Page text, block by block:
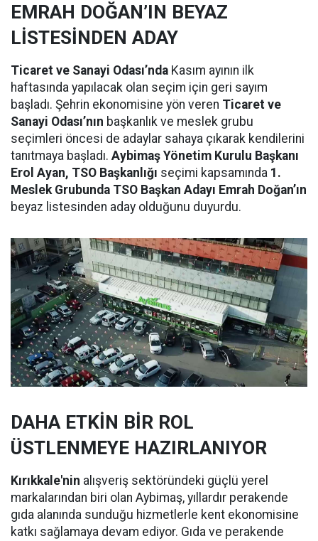
EMRAH DOĞAN’IN BEYAZ
LİSTESİNDEN ADAY
Ticaret ve Sanayi Odası’nda Kasım ayının ilk
haftasında yapılacak olan seçim için geri sayım
başladı. Şehrin ekonomisine yön veren Ticaret ve
Sanayi Odası’nın başkanlık ve meslek grubu
seçimleri öncesi de adaylar sahaya çıkarak kendilerini
tanıtmaya başladı. Aybimaş Yönetim Kurulu Başkanı
Erol Ayan, TSO Başkanlığı seçimi kapsamında 1.
Meslek Grubunda TSO Başkan Adayı Emrah Doğan’ın
beyaz listesinden aday olduğunu duyurdu.
DAHA ETKİN BİR ROL
ÜSTLENMEYE HAZIRLANIYOR
Kırıkkale'nin alışveriş sektöründeki güçlü yerel
markalarından biri olan Aybimaş, yıllardır perakende
gıda alanında sunduğu hizmetlerle kent ekonomisine
katkı sağlamaya devam ediyor. Gıda ve perakende